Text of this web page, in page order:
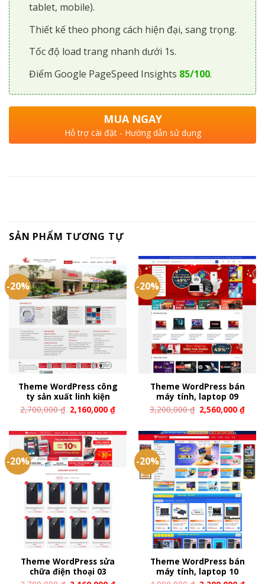
tablet, mobile).
Thiết kế theo phong cách hiện đại, sang trọng.
Tốc độ load trang nhanh dưới 1s.
Điểm Google PageSpeed Insights 85/100.
MUA NGAY
Hỗ trợ cài đặt - Hướng dẫn sử dụng
SẢN PHẨM TƯƠNG TỰ
-20%
Theme WordPress công
ty sản xuất linh kiện
2,700,000₫ 2,160,000₫
-20%
Theme WordPress bán
máy tính, laptop 09
3,200,000₫ 2,560,000₫
-20%
Theme WordPress sửa
chữa điện thoại 03
-20%
Theme WordPress bán
máy tính, laptop 10